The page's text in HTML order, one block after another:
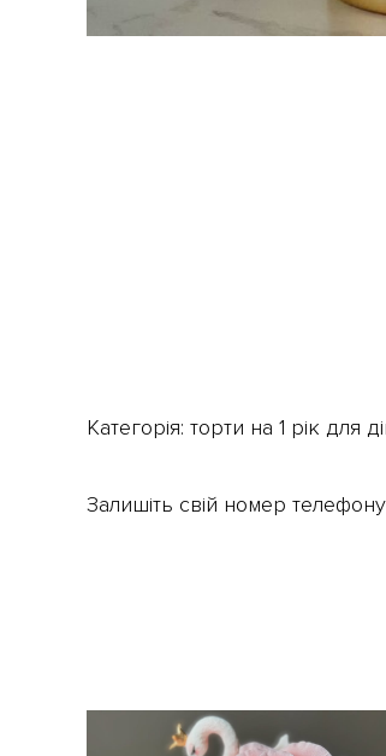
Категорія: торти на 1 рік для
Залишіть свій номер